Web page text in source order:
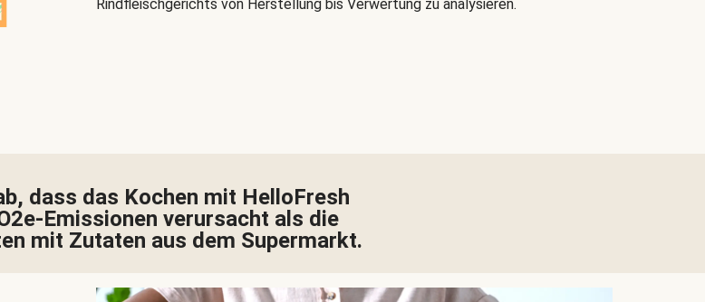
Rindfleischgerichts von Herstellung bis Verwertung zu analysieren.
dass das Kochen mit HelloFresh
Emissionen verursacht als die
mit Zutaten aus dem Supermarkt.